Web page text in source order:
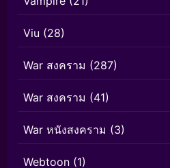
Viu (28)
War สงคราม (287)
War สงคราม (41)
War หนังสงคราม (3)
Webtoon (1)